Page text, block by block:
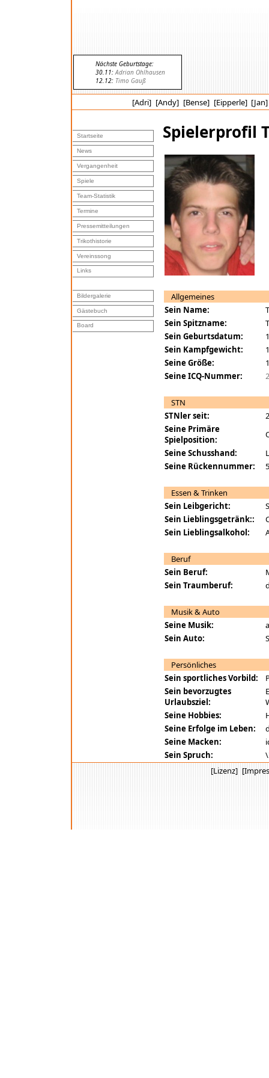
Nächste Geburtstage:
30.11:Adrian Ohlhausen
12.12: Timo Gauß
[Adri] [Andy] [Bense] [Eipperle] [Jan]
Startseite
News
Vergangenheit
Spiele
Team-Statistik
Termine
Pressemitteilungen
Trikothistorie
Vereinssong
Links
Bildergalerie
Gästebuch
Board
Spielerprofil
Allgemeines
Sein Name:
Sein Spitzname:
Sein Geburtsdatum:
Sein Kampfgewicht:
Seine Größe:
Seine ICQ-Nummer:
STN
STNler seit:
Seine Primäre
Spielposition:
Seine Schusshand:
Seine Rückennummer:
Essen & Trinken
Sein Leibgericht:
Sein Lieblingsgetränk::
Sein Lieblingsalkohol:
Beruf
Sein Beruf:
Sein Traumberuf:
Musik & Auto
Seine Musik:
Sein Auto:
Persönliches
Sein sportliches Vorbild:
Sein bevorzugtes
Urlaubsziel:
Seine Hobbies:
Seine Erfolge im Leben:
Seine Macken:
Sein Spruch:
[Lizenz]